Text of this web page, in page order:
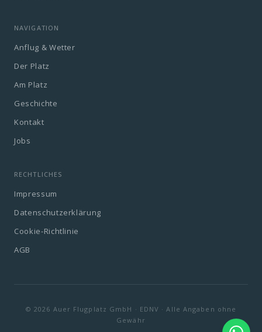
NAVIGATION
Anflug & Wetter
Der Platz
Am Platz
Geschichte
Kontakt
Jobs
RECHTLICHES
Impressum
Datenschutzerklärung
Cookie-Richtlinie
AGB
© 2026 Auer Flugplatz GmbH · EDNV · Alle Angaben ohne
Gewähr